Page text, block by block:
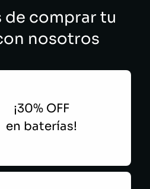
de comprar tu
nosotros
¡30% OFF
en baterías!